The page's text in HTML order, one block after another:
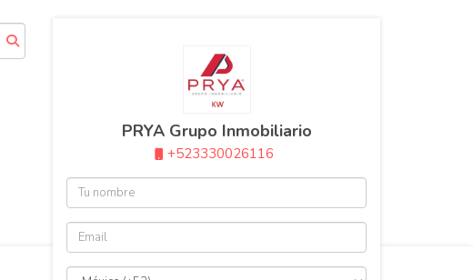
ventasprya@gmail.com
PRYA Grupo Inmobiliario
+523330026116